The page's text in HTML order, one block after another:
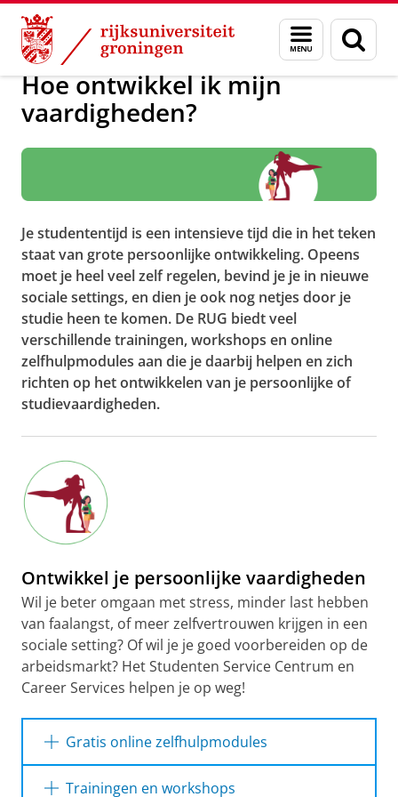
Skip
Content
Skip
Navigation
Menu
en
zoeken
Onderwijs Studentenwelzijn
Hoe ontwikkel ik mijn
vaardigheden?
Je studententijd is een intensieve tijd die in het teken
staat van grote persoonlijke ontwikkeling. Opeens
moet je heel veel zelf regelen, bevind je je in nieuwe
sociale settings, en dien je ook nog netjes door je
studie heen te komen. De RUG biedt veel
verschillende trainingen, workshops en online
zelfhulpmodules aan die je daarbij helpen en zich
richten op het ontwikkelen van je persoonlijke of
studievaardigheden.
Ontwikkel je persoonlijke vaardigheden
Wil je beter omgaan met stress, minder last hebben
van faalangst, of meer zelfvertrouwen krijgen in een
sociale setting? Of wil je je goed voorbereiden op de
arbeidsmarkt? Het Studenten Service Centrum en
Career Services helpen je op weg!
Gratis online zelfhulpmodules
Trainingen en workshops